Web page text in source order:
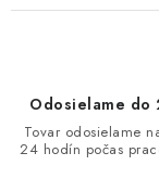
Odosielame do
Tovar odosielame
24 hodín počas